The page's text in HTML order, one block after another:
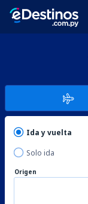
Ida y vuelta
Solo ida
Origen